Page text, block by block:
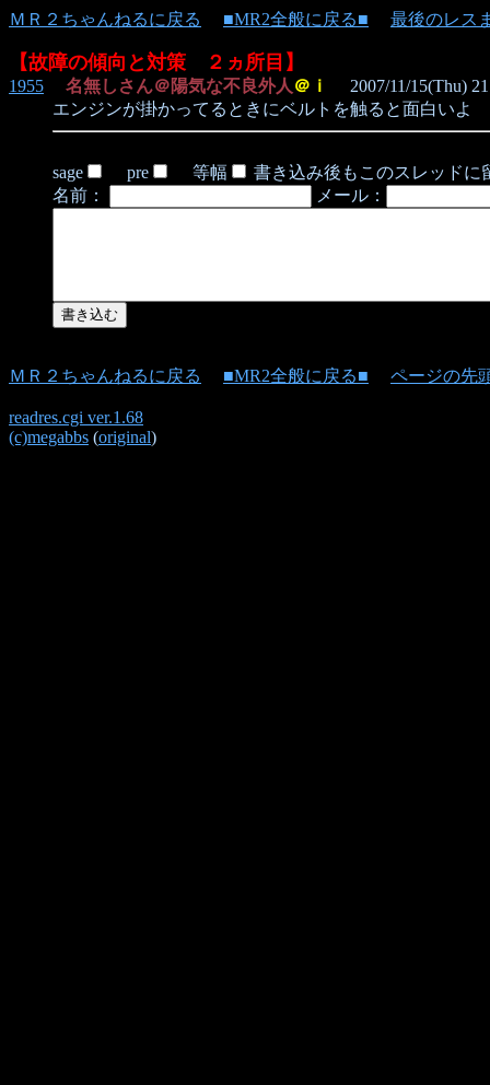
ＭＲ２ちゃんねるに戻る ■MR2全般に戻る■ 最後のレス
【故障の傾向と対策 ２ヵ所目】
1955 名無しさん＠陽気な不良外人 ＠ｉ
2007/11/15(Thu)
エンジンが掛かってるときにベルトを触ると面白いよ
sage pre 等幅
書き込み後もこのスレッドに
名前：
メール：
ＭＲ２ちゃんねるに戻る ■MR2全般に戻る■ ページの先
readres.cgi ver.1.68
(c)megabbs (original)